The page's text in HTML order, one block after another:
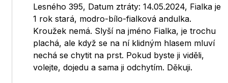
Lesného 395, Datum ztráty: 14.05.2024, Fialka je
1 rok stará, modro-bílo-fialková andulka.
Kroužek nemá. Slyší na jméno Fialka, je trochu
plachá, ale když se na ní klidným hlasem mluví
nechá se chytit na prst. Pokud byste ji viděli,
volejte, dojedu a sama ji odchytím. Děkuji.